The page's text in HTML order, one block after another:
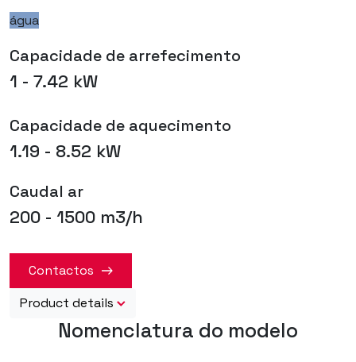
água
Capacidade de arrefecimento
1 - 7.42 kW
Capacidade de aquecimento
1.19 - 8.52 kW
Caudal ar
200 - 1500 m3/h
Contactos
Product details
Nomenclatura do modelo